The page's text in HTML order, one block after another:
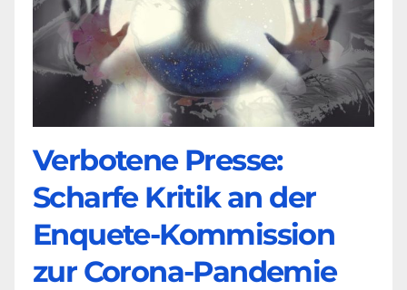
Verbotene Presse:
Scharfe Kritik an der
Enquete-Kommission
zur Corona-Pandemie